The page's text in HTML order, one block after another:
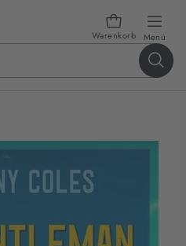
Warenkorb Menü